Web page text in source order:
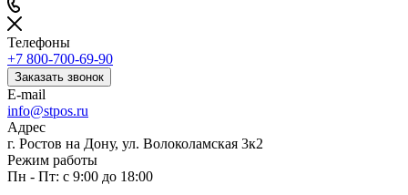
Телефоны
+7 800-700-69-90
Заказать звонок
E-mail
info@stpos.ru
Адрес
г. Ростов на Дону, ул. Волоколамская 3к2
Режим работы
Пн - Пт: с 9:00 до 18:00